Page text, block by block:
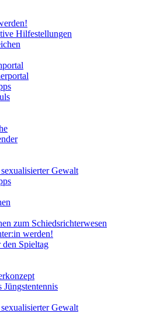
Hilfestellungen
Gewalt
zum Schiedsrichterwesen
werden!
Spieltag
Jüngstentennis
Gewalt